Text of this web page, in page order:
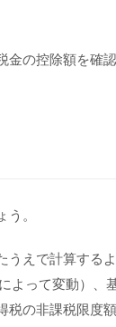
金の控除額を確
。
うえで計算する
よって変動）、
税の非課税限度